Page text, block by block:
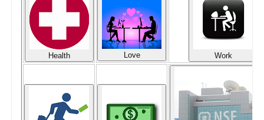
Health Love Work